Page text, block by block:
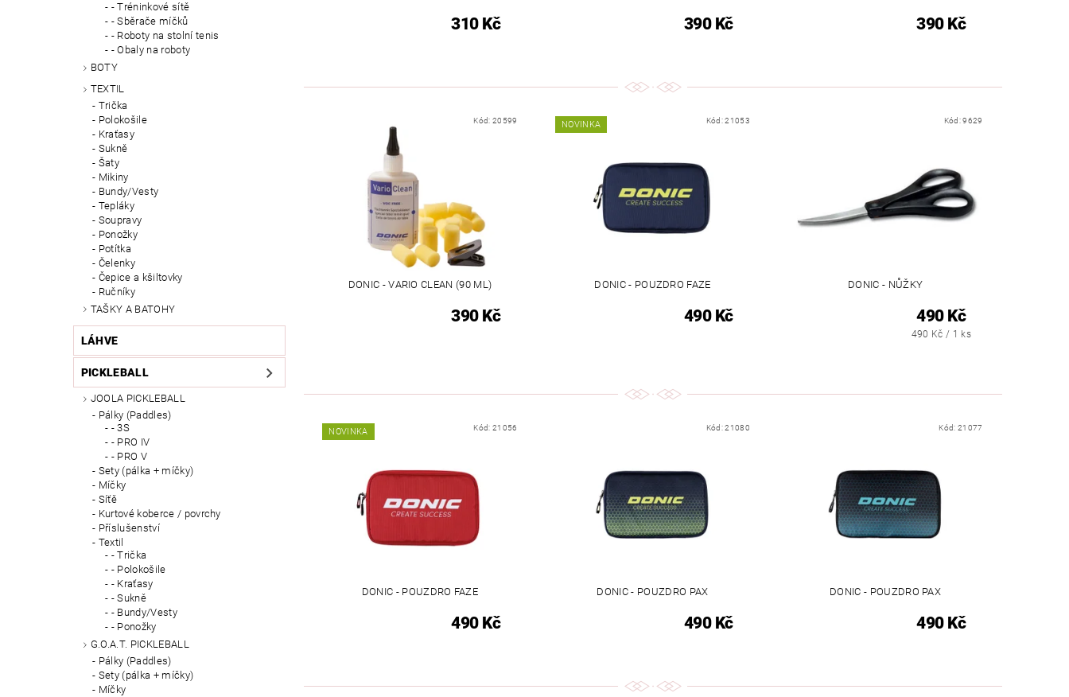
- Tréninkové sítě
- Sběrače míčků
- Roboty na stolní tenis
- Obaly na roboty
BOTY
TEXTIL
Trička
Polokošile
Kraťasy
Sukně
Šaty
Mikiny
Bundy/Vesty
Tepláky
Soupravy
Ponožky
Potítka
Čelenky
Čepice a kšiltovky
Ručníky
TAŠKY A BATOHY
LÁHVE
PICKLEBALL
JOOLA PICKLEBALL
Pálky (Paddles)
- 3S
- PRO IV
- PRO V
Sety (pálka + míčky)
Míčky
Síťě
Kurtové koberce / povrchy
Příslušenství
Textil
- Trička
- Polokošile
- Kraťasy
- Sukně
- Bundy/Vesty
- Ponožky
G.O.A.T. PICKLEBALL
Pálky (Paddles)
Sety (pálka + míčky)
Míčky
310 Kč 390 Kč 390 Kč
Kód: 20599
DONIC - VARIO CLEAN (90 ML)
390 Kč
NOVINKA Kód:21053
DONIC - POUZDRO FAZE
490 Kč
Kód:9629
DONIC - NŮŽKY
490 Kč
490 Kč / 1 ks
NOVINKA Kód: 21056
DONIC - POUZDRO FAZE
490 Kč
Kód:21080
DONIC - POUZDRO PAX
490 Kč
Kód:21077
DONIC - POUZDRO PAX
490 Kč